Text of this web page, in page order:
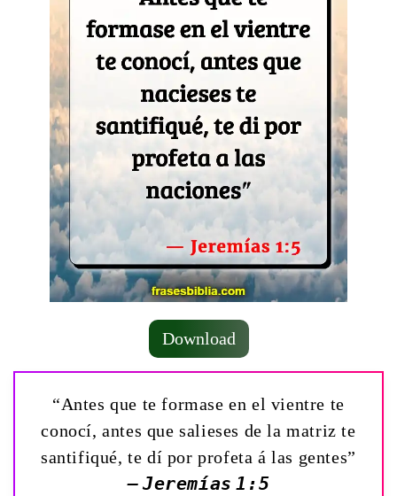
Download
“Antes que te formase en el vientre te
conocí, antes que salieses de la matriz te
santifiqué, te dí por profeta á las gentes”
— Jeremías 1:5